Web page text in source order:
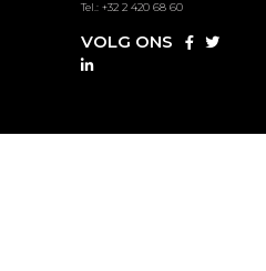
Tel.: +32 2 420 68 60
VOLG ONS